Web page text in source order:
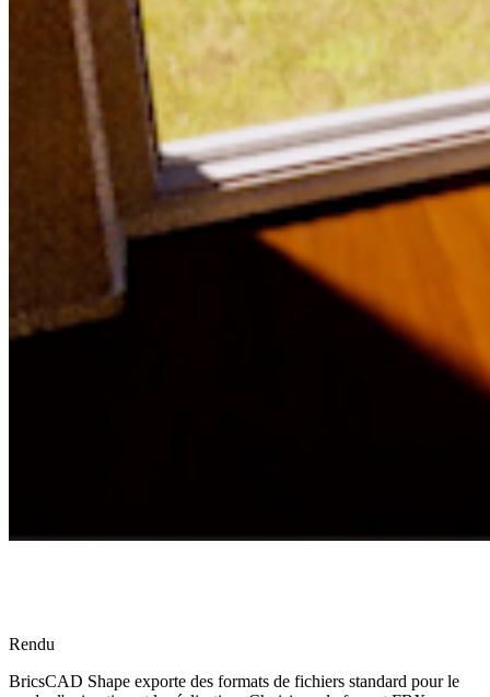
Rendu
BricsCAD Shape exporte des formats de fichiers standard pour le